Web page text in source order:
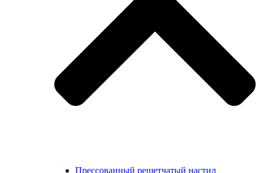
Прессованный решетчатый настил